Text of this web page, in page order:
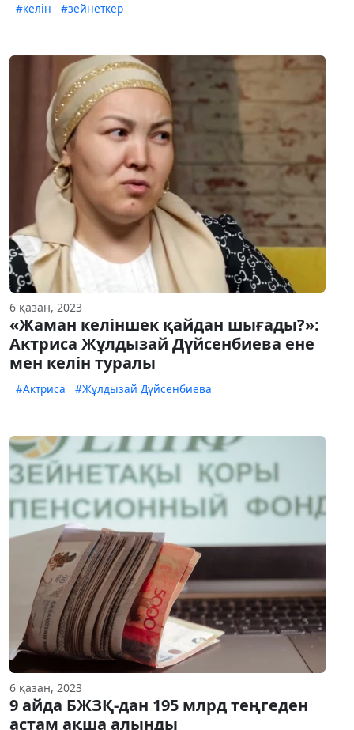
#келін #зейнеткер
6 қазан, 2023
«Жаман келіншек қайдан шығады?»:
Актриса Жұлдызай Дүйсенбиева ене
мен келін туралы
#Актриса #Жұлдызай Дүйсенбиева
6 қазан, 2023
9 айда БЖЗҚ-дан 195 млрд теңгеден
астам ақша алынды